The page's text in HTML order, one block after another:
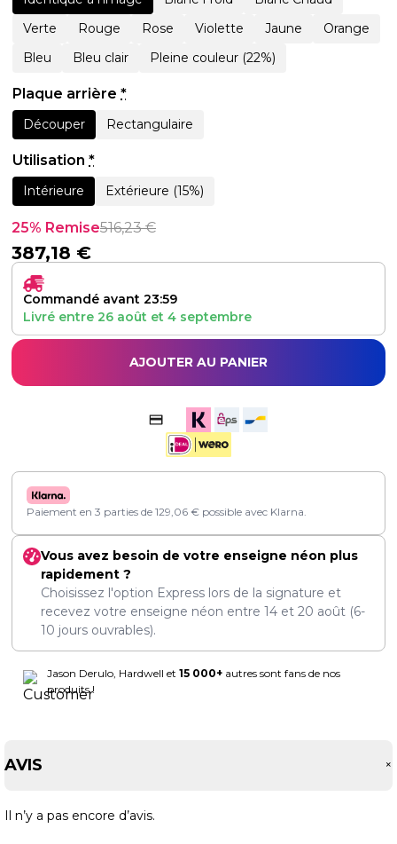
Verte
Rouge Rose Violette Jaune
Orange
Bleu
Bleu clair Pleine couleur (22%)
Plaque arrière *
Découper Rectangulaire
Utilisation *
Intérieure Extérieure (15%)
25% Remise516,23€
387,18 €
Commandé avant 23:59
Livré entre 26 août et 4 septembre
AJOUTER AU PANIER
Paiement en 3 parties de 129,06 € possible avec Klarna.
Vous avez besoin de votre enseigne néon plus
rapidement ?
Choisissez l'option Express lors de la signature et
recevez votre enseigne néon entre 14 et 20 août (6-
10 jours ouvrables).
Jason Derulo, Hardwell et 15 000+ autres sont fans de nos
produits !
AVIS +
Il n’y a pas encore d’avis.